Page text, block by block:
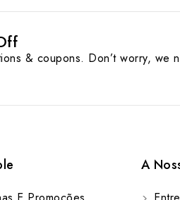
& coupons. Don’t worry, we
A